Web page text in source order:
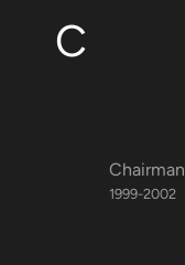
C
Chairman
1999-2002